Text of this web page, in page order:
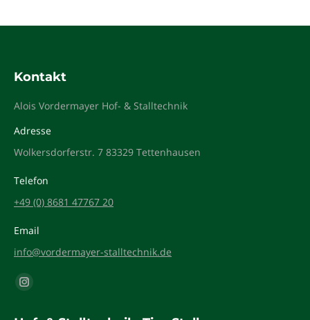
Kontakt
Alois Vordermayer Hof- & Stalltechnik
Adresse
Wolkersdorferstr. 7 83329 Tettenhausen
Telefon
+49 (0) 8681 47767 20
Email
info@vordermayer-stalltechnik.de
Finden Sie uns auf:
Instagram